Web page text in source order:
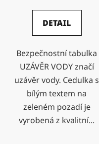
DETAIL
Bezpečnostní tabulka
UZÁVĚR VODY značí
uzávěr vody. Cedulka s
bílým textem na
zeleném pozadí je
vyrobená z kvalitní...